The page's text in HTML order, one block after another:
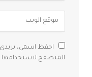
احفظ اسمي، بريدي
المتصفح لاستخدامها